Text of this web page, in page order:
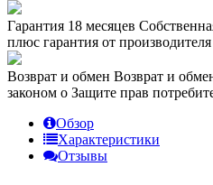
Гарантия 18 месяцев
плюс гарантия от производителя
Возврат и обмен Возврат и
законом о Защите прав
Обзор
Характеристики
Отзывы